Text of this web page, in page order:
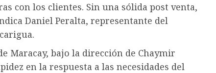
con los clientes. Sin una sólida post venta,
Daniel Peralta, representante del
Maracay, bajo la dirección de Chaymir
en la respuesta a las necesidades del